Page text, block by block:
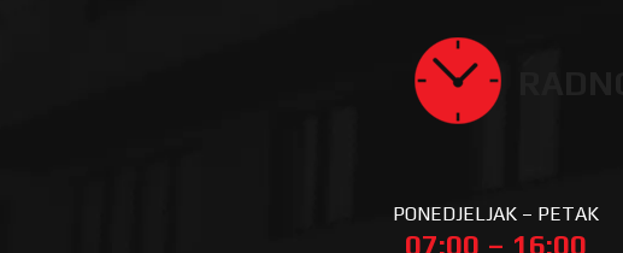
PONEDJELJAK – PETAK
07:00 – 16:00